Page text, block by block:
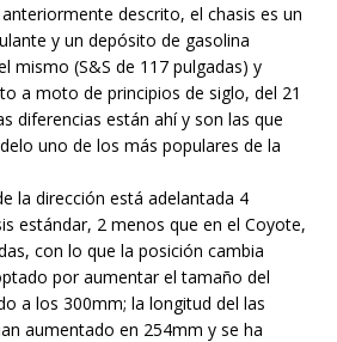
descrito, el chasis es un
y un depósito de gasolina
mismo (S&S de 117 pulgadas) y
a moto de principios de siglo, del 21
diferencias están ahí y son las que
uno de los más populares de la
la dirección está adelantada 4
estándar, 2 menos que en el Coyote,
con lo que la posición cambia
por aumentar el tamaño del
a los 300mm; la longitud del las
aumentado en 254mm y se ha